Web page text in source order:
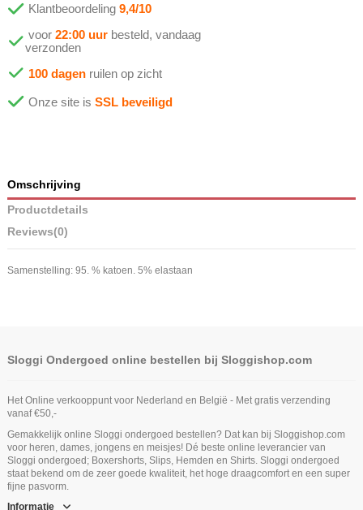
Klantbeoordeling 9,4/10
voor 22:00 uur besteld, vandaag
verzonden
100 dagen ruilen op zicht
Onze site is SSL beveiligd
Omschrijving
Productdetails
Reviews(0)
Samenstelling: 95. % katoen. 5% elastaan
Sloggi Ondergoed online bestellen bij Sloggishop.com
Het Online verkooppunt voor Nederland en België - Met gratis verzending
vanaf €50,-
Gemakkelijk online Sloggi ondergoed bestellen? Dat kan bij Sloggishop.com
voor heren, dames, jongens en meisjes! Dé beste online leverancier van
Sloggi ondergoed; Boxershorts, Slips, Hemden en Shirts. Sloggi ondergoed
staat bekend om de zeer goede kwaliteit, het hoge draagcomfort en een super
fijne pasvorm.
Informatie